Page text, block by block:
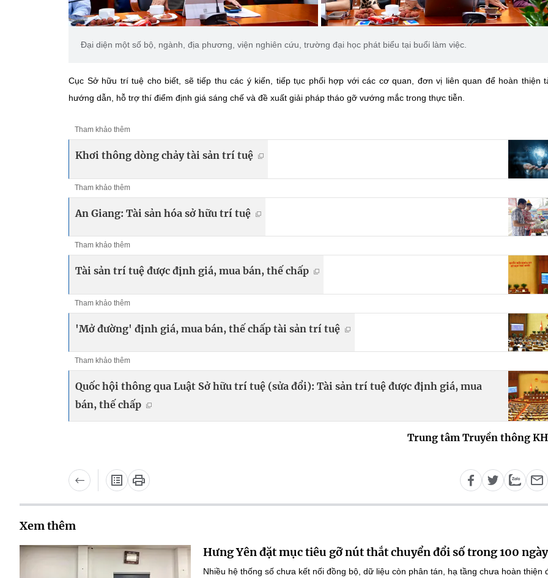
Đại diện một số bộ, ngành, địa phương, viện nghiên cứu, trường đại học phát biểu tại buổi làm việc.
Cục Sở hữu trí tuệ cho biết, sẽ tiếp thu các ý kiến, tiếp tục phối hợp với các cơ quan, đơn vị liên quan để hoàn thiện
hướng dẫn, hỗ trợ thí điểm định giá sáng chế và đề xuất giải pháp tháo gỡ vướng mắc trong thực tiễn.
Tham khảo thêm
Khơi thông dòng chảy tài sản trí tuệ
Tham khảo thêm
An Giang: Tài sản hóa sở hữu trí tuệ
Tham khảo thêm
Tài sản trí tuệ được định giá, mua bán, thế chấp
Tham khảo thêm
'Mở đường' định giá, mua bán, thế chấp tài sản trí tuệ
Tham khảo thêm
Quốc hội thông qua Luật Sở hữu trí tuệ (sửa đổi): Tài sản trí tuệ được định giá, mua
bán, thế chấp
Trung tâm Truyền thông
Xem thêm
Hưng Yên đặt mục tiêu gỡ nút thắt chuyển đổi số trong 100 ngày
Nhiều hệ thống số chưa kết nối đồng bộ, dữ liệu còn phân tán, hạ tầng chưa hoàn thiện